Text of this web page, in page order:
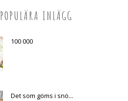
POPULÄRA INLÄGG
100 000
Det som göms i snö...